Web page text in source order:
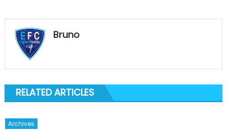
Bruno
RELATED ARTICLES
Archives